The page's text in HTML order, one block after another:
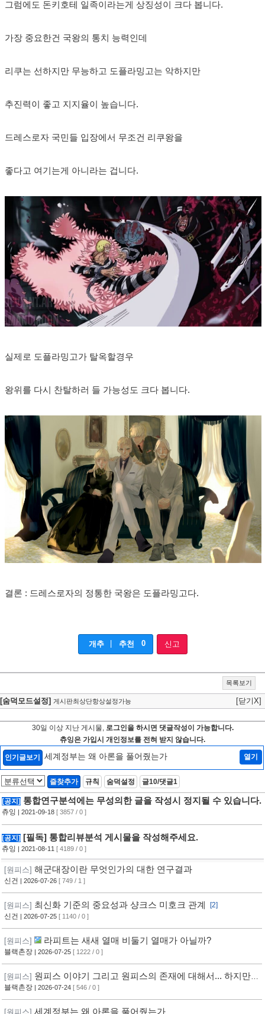
그럼에도 돈키호테 일족이라는게 상징성이 크다 봅니다.
가장 중요한건 국왕의 통치 능력인데
리쿠는 선하지만 무능하고 도플라밍고는 악하지만
추진력이 좋고 지지율이 높습니다.
드레스로자 국민들 입장에서 무조건 리쿠왕을
좋다고 여기는게 아니라는 겁니다.
실제로 도플라밍고가 탈옥할경우
왕위를 다시 찬탈하러 들 가능성도 크다 봅니다.
결론 : 드레스로자의 정통한 국왕은 도플라밍고다.
개추 추천 0 신고
목록보기
[숨덕모드설정] 게시판최상단항상설정가능 [닫기X]
30일 이상 지난 게시물, 로그인을 하시면 댓글작성이 가능합니다.
츄잉은 가입시 개인정보를 전혀 받지 않습니다.
인기글보기 세계정부는 왜 아론을 풀어줬는가 열기
즐찾추가 규칙 숨덕설정 글10/댓글1
[공지] 통합연구분석에는 무성의한 글을 작성시 정지될 수 있습니다.
츄잉 | 2021-09-18 [ 3857 / 0 ]
[공지] [필독] 통합리뷰분석 게시물을 작성해주세요.
츄잉 | 2021-08-11 [ 4189 / 0 ]
[원피스] 해군대장이란 무엇인가의 대한 연구결과
신건 | 2026-07-26 [ 749 / 1 ]
[원피스] 최신화 기준의 중요성과 샹크스 미호크 관계
[2]
신건
| 2026-07-25 [ 1140 / 0 ]
[원피스] 라피트는 새새 열매 비둘기 열매가 아닐까?
블랙촌장 | 2026-07-25 [ 1222 / 0 ]
[원피스] 원피스 이야기 그리고 원피스의 존재에 대해서... 하지만,
답은 없다
블랙촌장 | 2026-07-24 [ 546 / 0 ]
[원피스] 세계정부는 왜 아론을 풀어줬는가